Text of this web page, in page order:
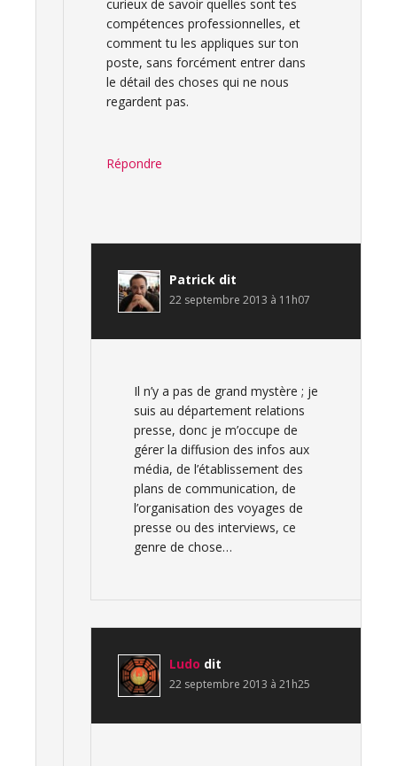
curieux de savoir quelles sont tes
compétences professionnelles, et
comment tu les appliques sur ton
poste, sans forcément entrer dans
le détail des choses qui ne nous
regardent pas.
Répondre
Patrick dit
22 septembre 2013 à 11h07
Il n’y a pas de grand mystère ; je
suis au département relations
presse, donc je m’occupe de
gérer la diffusion des infos aux
média, de l’établissement des
plans de communication, de
l’organisation des voyages de
presse ou des interviews, ce
genre de chose…
Ludo dit
22 septembre 2013 à 21h25